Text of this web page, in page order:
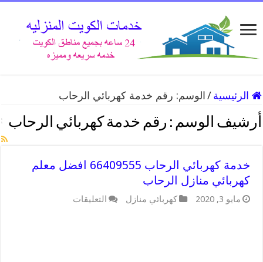
الرئيسية / الوسم: رقم خدمة كهربائي الرحاب
أرشيف الوسم : رقم خدمة كهربائي الرحاب
خدمة كهربائي الرحاب 66409555 افضل معلم
كهربائي منازل الرحاب
مايو 3, 2020 كهربائي منازل التعليقات